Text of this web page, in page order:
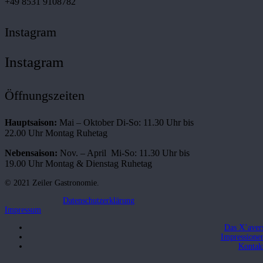
Instagram
Instagram
Öffnungszeiten
Hauptsaison: Mai – Oktober Di-So: 11.30 Uhr bis
22.00 Uhr Montag Ruhetag
Nebensaison: Nov. – April Mi-So: 11.30 Uhr bis
19.00 Uhr Montag & Dienstag Ruhetag
© 2021 Zeiler Gastronomie.
Datenschutzerklärung
Impressum
Das